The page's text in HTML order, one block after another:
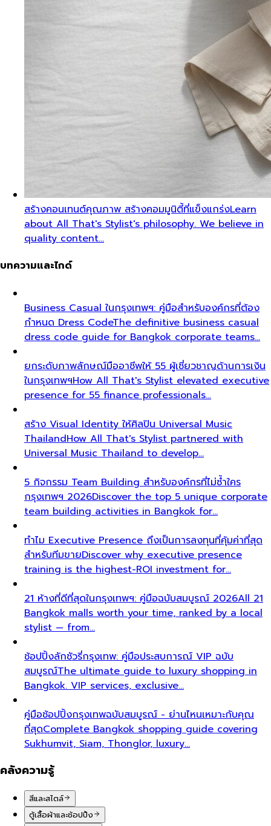
สร้างคอนเทนต์คุณภาพ สร้างคอมมูนิตี้ที่แข็งแกร่งLearn
about All That's Stylist's philosophy. We believe in
quality content…
บทความและไกด์
Business Casual ในกรุงเทพฯ: คู่มือสำหรับองค์กรที่ต้อง
กำหนด Dress CodeThe definitive business casual
dress code guide for Bangkok corporate teams…
ยกระดับภาพลักษณ์มืออาชีพให้ 55 ผู้เชี่ยวชาญด้านการเงิน
ในกรุงเทพฯHow All That's Stylist elevated executive
presence for 55 finance professionals…
สร้าง Visual Identity ให้ศิลปิน Universal Music
ThailandHow All That's Stylist partnered with
Universal Music Thailand to develop…
5 กิจกรรม Team Building สำหรับองค์กรที่ไม่ซ้ำใคร
กรุงเทพฯ 2026Discover the top 5 unique corporate
team building activities in Bangkok for…
ทำไม Executive Presence ถึงเป็นการลงทุนที่คุ้มค่าที่สุด
สำหรับทีมขายDiscover why executive presence
training is the highest-ROI investment for…
21 ห้างที่ดีที่สุดในกรุงเทพฯ: คู่มือฉบับสมบูรณ์ 2026All 21
Bangkok malls worth your time, ranked by a local
stylist — from…
ช้อปปิ้งลักชัวรี่กรุงเทพ: คู่มือประสบการณ์ VIP ฉบับ
สมบูรณ์The ultimate guide to luxury shopping in
Bangkok. VIP services, exclusive…
คู่มือช้อปปิ้งกรุงเทพฉบับสมบูรณ์ - ย่านไหนเหมาะกับคุณ
ที่สุดComplete Bangkok shopping guide covering
Sukhumvit, Siam, Thonglor, luxury…
คลังความรู้
สีและสไตล์
ตู้เสื้อผ้าและช้อปปิ้ง